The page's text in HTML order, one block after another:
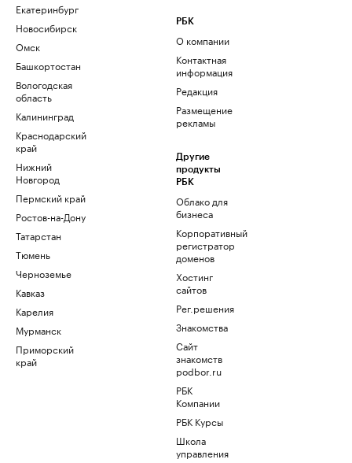
Екатеринбург
Новосибирск
Омск
Башкортостан
Вологодская
область
Калининград
Краснодарский
край
Нижний
Новгород
Пермский край
Ростов-на-Дону
Татарстан
Тюмень
Черноземье
Кавказ
Карелия
Мурманск
Приморский
край
РБК
О компании
Контактная
информация
Редакция
Размещение
рекламы
Другие
продукты
РБК
Облако для
бизнеса
Корпоративный
регистратор
доменов
Хостинг
сайтов
Рег.решения
Знакомства
Сайт
знакомств
podbor.ru
РБК
Компании
РБК Курсы
Школа
управления